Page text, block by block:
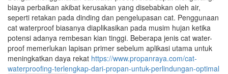
biaya perbaikan akibat kerusakan yang disebabkan oleh air,
seperti retakan pada dinding dan pengelupasan cat. Penggunaan
cat waterproof biasanya diaplikasikan pada musim hujan ketika
potensi adanya rembesan kian tinggi. Beberapa jenis cat water-
proof memerlukan lapisan primer sebelum aplikasi utama untuk
meningkatkan daya rekat https://www.propanraya.com/cat-
waterproofing-terlengkap-dari-propan-untuk-perlindungan-optimal